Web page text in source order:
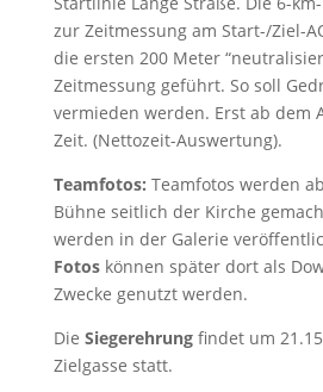
zur Zeitmessung am Start-/Ziel-
die ersten 200 Meter
Zeitmessung geführt. So soll
vermieden werden. Erst ab dem
Zeit. (Nettozeit-Auswertung).
Teamfotos: Teamfotos werden
Bühne seitlich der Kirche
werden in der Galerie
Fotoskönnen später dort als
Zwecke genutzt werden.
Die Siegerehrungfindet um
Zielgasse statt.